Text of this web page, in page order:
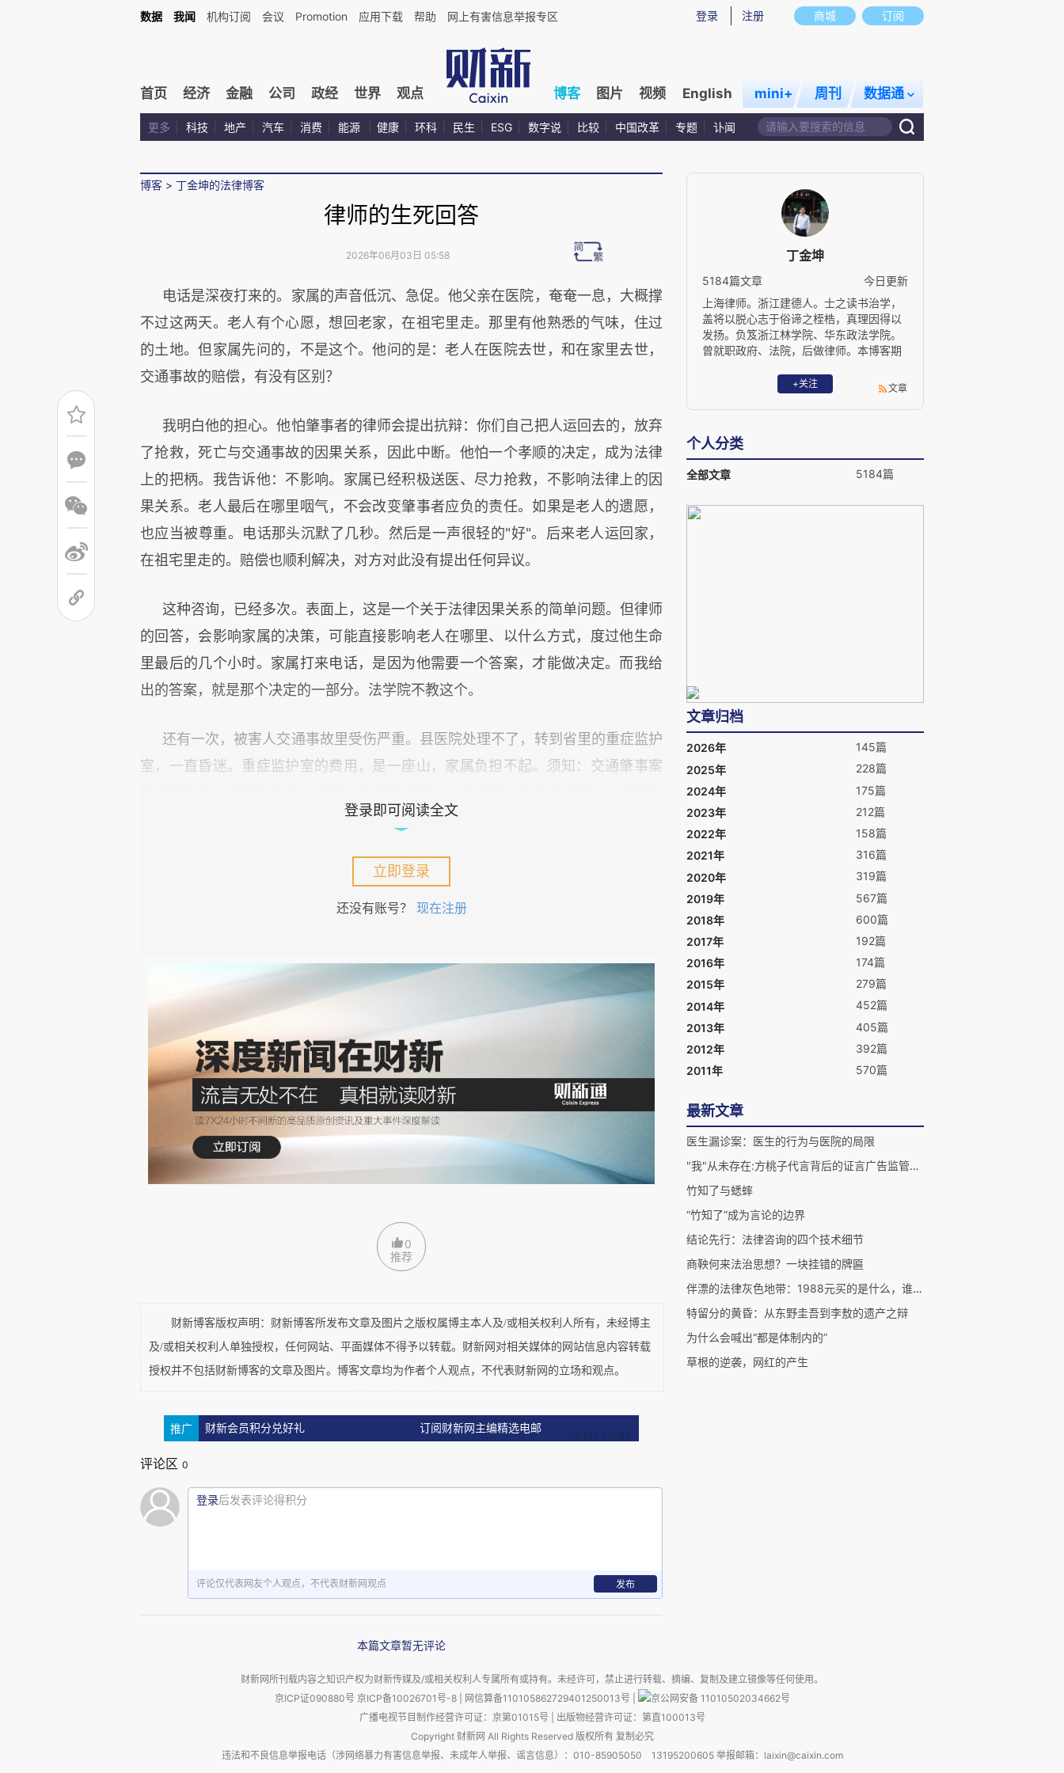
商城 订阅
登录 注册
数据 我闻 机构订阅 会议 Promotion 应用下载 帮助 网上有害信息举报专区
首页 经济 金融 公司 政经 世界 观点 博客 图片 视频 English mini+ 周刊 数据通
更多 科技 地产 汽车 消费 能源 健康 环科 民生 ESG 数字说 比较 中国改革 专题 讣闻
博客 > 丁金坤的法律博客
律师的生死回答
2026年06月03日 05:58
电话是深夜打来的。家属的声音低沉、急促。他父亲在医院，奄奄一息，大概撑
不过这两天。老人有个心愿，想回老家，在祖宅里走。那里有他熟悉的气味，住过
的土地。但家属先问的，不是这个。他问的是：老人在医院去世，和在家里去世，
交通事故的赔偿，有没有区别？
我明白他的担心。他怕肇事者的律师会提出抗辩：你们自己把人运回去的，放弃
了抢救，死亡与交通事故的因果关系，因此中断。他怕一个孝顺的决定，成为法律
上的把柄。我告诉他：不影响。家属已经积极送医、尽力抢救，不影响法律上的因
果关系。老人最后在哪里咽气，不会改变肇事者应负的责任。如果是老人的遗愿，
也应当被尊重。电话那头沉默了几秒。然后是一声很轻的"好"。后来老人运回家，
在祖宅里走的。赔偿也顺利解决，对方对此没有提出任何异议。
这种咨询，已经多次。表面上，这是一个关于法律因果关系的简单问题。但律师
的回答，会影响家属的决策，可能直接影响老人在哪里、以什么方式，度过他生命
里最后的几个小时。家属打来电话，是因为他需要一个答案，才能做决定。而我给
出的答案，就是那个决定的一部分。法学院不教这个。
还有一次，被害人交通事故里受伤严重。县医院处理不了，转到省里的重症监护
室，一直昏迷。重症监护室的费用，是一座山，家属负担不起。须知：交通肇事案
能索赔回来，取决于对方有没有买足够的保险，取决于对方经济能力，还取决于将
问如果拔管，运回老家，对赔偿有没有影响？我先回答法律问题，运回老家，不影
响因果关系的认定，不影响索赔。然后。停了一下，说：要不要继续治疗，你们家
属自己决定，律师没有办法替你们做。通常处理是：生命第一，尽量抢救，充分听
取医生的判断；如果老人之前有过什么表达，尊重他的意思（只怕昏迷不醒，没法
表达）；这种事不要一个人扛，把其他家属都叫来，一起商量决定。
我不能确定自己的回答是否很妥当。但知道，当一个律师的话，可能间接站在一
个人生死的门槛上时，不能只是就事论事如机器回答法律问题，还要有人文关怀。
此时是律师，也是牧师。那个老人最后怎么样了，我不知道，也不太想知道。律师
登录即可阅读全文
立即登录
还没有账号？ 现在注册
0
推荐
财新博客版权声明：财新博客所发布文章及图片之版权属博主本人及/或相关权利人所有，未经博主
及/或相关权利人单独授权，任何网站、平面媒体不得予以转载。财新网对相关媒体的网站信息内容转载
授权并不包括财新博客的文章及图片。博客文章均为作者个人观点，不代表财新网的立场和观点。
推广 财新会员积分兑好礼 订阅财新网主编精选电邮
评论区 0
登录后发表评论得积分
评论仅代表网友个人观点，不代表财新网观点 发布
本篇文章暂无评论
丁金坤
5184篇文章
今日更新
上海律师。浙江建德人。士之读书治学，
盖将以脱心志于俗谛之桎梏，真理因得以
发扬。负笈浙江林学院、华东政法学院。
曾就职政府、法院，后做律师。本博客期
辩护、海事海商、知识产权、涉外诉讼仲
裁等。 Email: lawlaw202@outlook.com
+关注 文章
个人分类
全部文章 5184篇
文章归档
2026年
145篇
2025年
228篇
2024年
175篇
2023年
212篇
2022年
158篇
2021年
316篇
2020年
319篇
2019年
567篇
2018年
600篇
2017年
192篇
2016年
174篇
2015年
279篇
2014年
452篇
2013年
405篇
2012年
392篇
2011年
570篇
最新文章
医生漏诊案：医生的行为与医院的局限
"我"从未存在:方桃子代言背后的证言广告监管漏洞
竹知了与蟋蟀
“竹知了”成为言论的边界
结论先行：法律咨询的四个技术细节
商鞅何来法治思想？一块挂错的牌匾
伴漂的法律灰色地带：1988元买的是什么，谁来管
特留分的黄昏：从东野圭吾到李敖的遗产之辩
为什么会喊出“都是体制内的”
草根的逆袭，网红的产生
财新网所刊载内容之知识产权为财新传媒及/或相关权利人专属所有或持有。未经许可，禁止进行转载、摘编、复制及建立镜像等任何使用。
京ICP证090880号 京ICP备10026701号-8 网信算备110105862729401250013号
京公网安备 11010502034662号
广播电视节目制作经营许可证：京第01015号
出版物经营许可证：第直100013号
Copyright 财新网 All Rights Reserved 版权所有 复制必究
违法和不良信息举报电话（涉网络暴力有害信息举报、未成年人举报、谣言信息）：010-85905050 13195200605 举报邮箱：laixin@caixin.com